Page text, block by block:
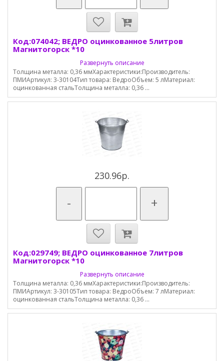
Код:074042; ВЕДРО оцинкованное 5литров
Магнитогорск *10
Развернуть описание
Толщина металла: 0,36 ммХарактеристики:Производитель:
ПМИАртикул: 3-30104Тип товара: ВедроОбъем: 5 лМатериал:
оцинкованная стальТолщина металла: 0,36 ...
230.96р.
- +
Код:029749; ВЕДРО оцинкованное 7литров
Магнитогорск *10
Развернуть описание
Толщина металла: 0,36 ммХарактеристики:Производитель:
ПМИАртикул: 3-30105Тип товара: ВедроОбъем: 7 лМатериал:
оцинкованная стальТолщина металла: 0,36 ...